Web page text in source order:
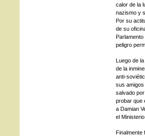
calor de la
nazismo y
Por su
de su
peligro
Luego de
de la
anti-
sus amigos
salvado
probar que
a Damian
el
Finalmente